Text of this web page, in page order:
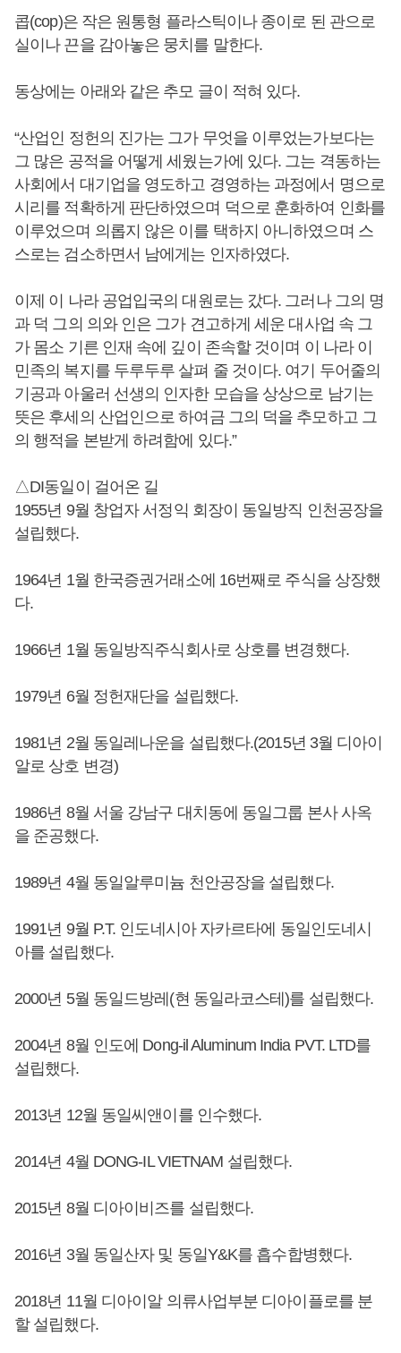
콥(cop)은 작은 원통형 플라스틱이나 종이로 된 관으로
실이나 끈을 감아놓은 뭉치를 말한다.
동상에는 아래와 같은 추모 글이 적혀 있다.
“산업인 정헌의 진가는 그가 무엇을 이루었는가보다는
그 많은 공적을 어떻게 세웠는가에 있다. 그는 격동하는
사회에서 대기업을 영도하고 경영하는 과정에서 명으로
시리를 적확하게 판단하였으며 덕으로 훈화하여 인화를
이루었으며 의롭지 않은 이를 택하지 아니하였으며 스
스로는 검소하면서 남에게는 인자하였다.
이제 이 나라 공업입국의 대원로는 갔다. 그러나 그의 명
과 덕 그의 의와 인은 그가 견고하게 세운 대사업 속 그
가 몸소 기른 인재 속에 깊이 존속할 것이며 이 나라 이
민족의 복지를 두루두루 살펴 줄 것이다. 여기 두어줄의
기공과 아울러 선생의 인자한 모습을 상상으로 남기는
뜻은 후세의 산업인으로 하여금 그의 덕을 추모하고 그
의 행적을 본받게 하려함에 있다.”
△DI동일이 걸어온 길
1955년 9월 창업자 서정익 회장이 동일방직 인천공장을
설립했다.
1964년 1월 한국증권거래소에 16번째로 주식을 상장했
다.
1966년 1월 동일방직주식회사로 상호를 변경했다.
1979년 6월 정헌재단을 설립했다.
1981년 2월 동일레나운을 설립했다.(2015년 3월 디아이
알로 상호 변경)
1986년 8월 서울 강남구 대치동에 동일그룹 본사 사옥
을 준공했다.
1989년 4월 동일알루미늄 천안공장을 설립했다.
1991년 9월 P.T. 인도네시아 자카르타에 동일인도네시
아를 설립했다.
2000년 5월 동일드방레(현 동일라코스테)를 설립했다.
2004년 8월 인도에 Dong-il Aluminum India PVT. LTD를
설립했다.
2013년 12월 동일씨앤이를 인수했다.
2014년 4월 DONG-IL VIETNAM 설립했다.
2015년 8월 디아이비즈를 설립했다.
2016년 3월 동일산자 및 동일Y&K를 흡수합병했다.
2018년 11월 디아이알 의류사업부분 디아이플로를 분
할 설립했다.